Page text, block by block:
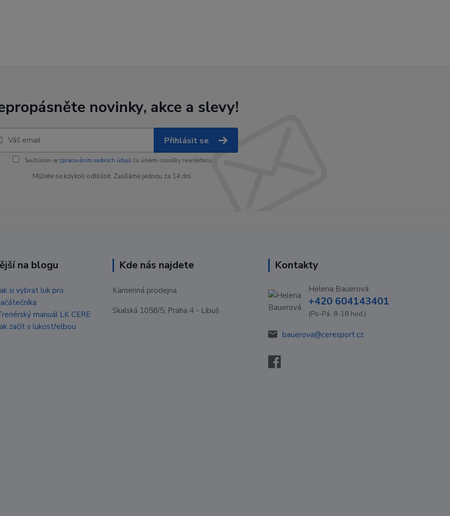
novinky, akce a slevy!
Přihlásit se
Souhlasím se zpracováním osobních údajůza účelem rozesílky newsletteru.
Můžete se kdykoli odhlásit. Zasíláme jednou za 14 dní.
na blogu
si vybrat luk pro
manuál LK CERE
začít s lukostřelbou
Kde nás najdete
Kamenná prodejna
Skalská 1058/5, Praha 4 - Libuš
Kontakty
Helena Bauerová
+420 604143401
(Po-Pá, 8-18 hod.)
bauerova@ceresport.cz